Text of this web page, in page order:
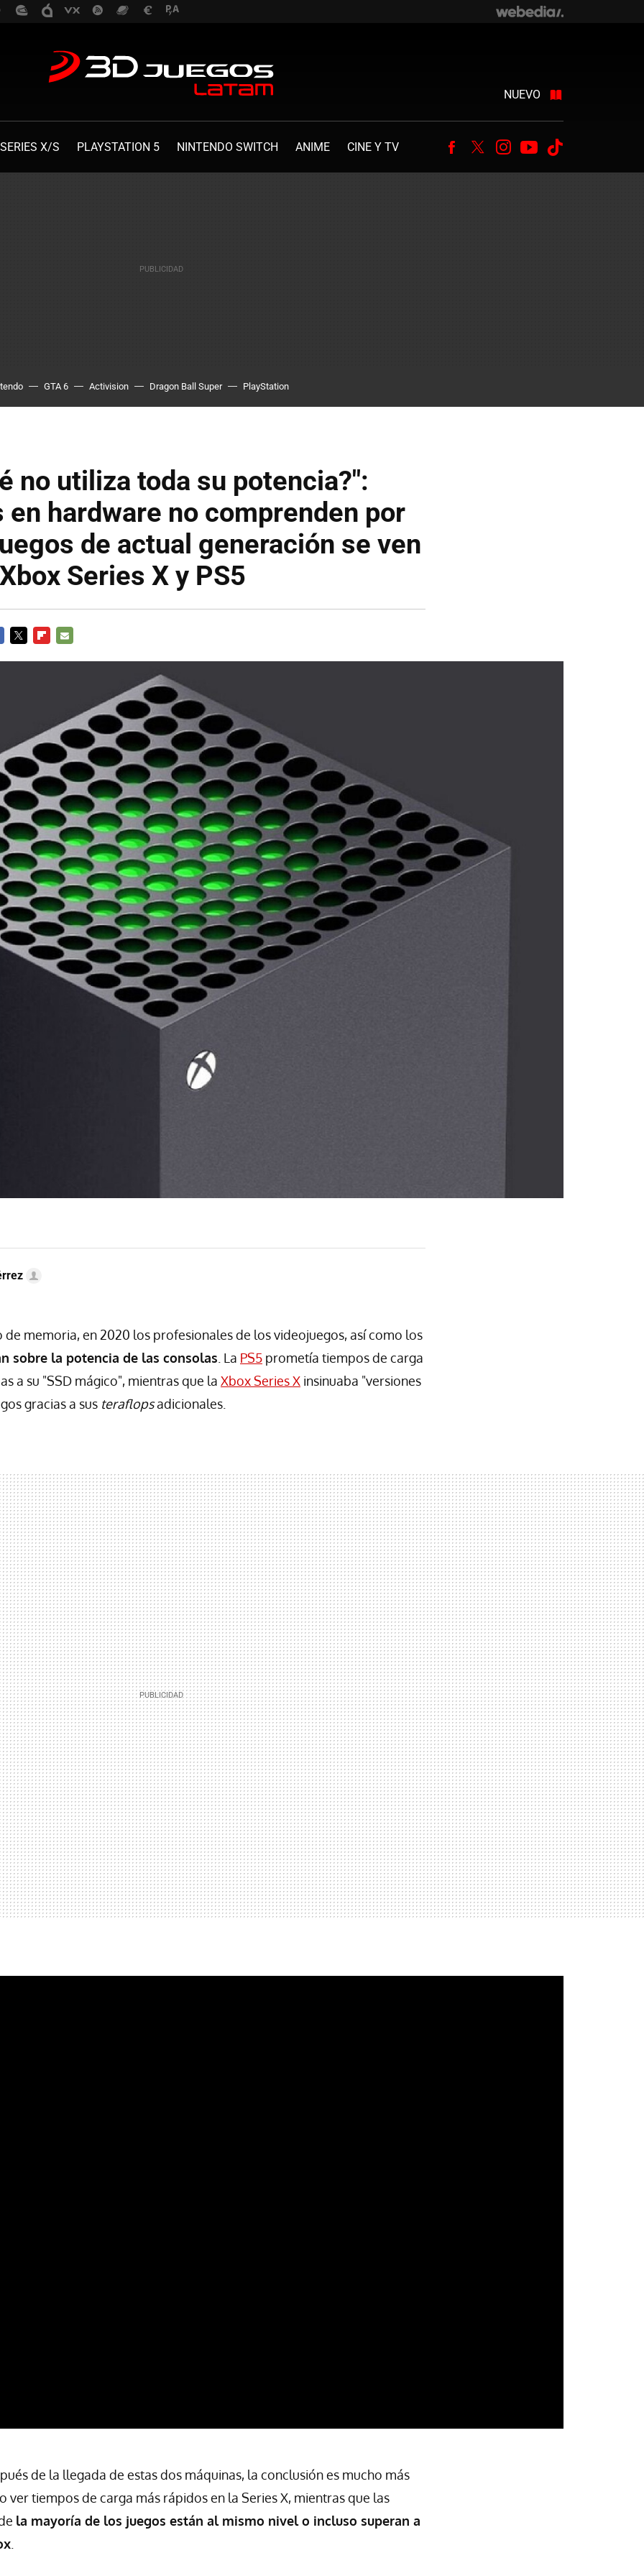
NUEVO
X/S PLAYSTATION 5 NINTENDO SWITCH ANIME CINE Y TV Facebook
TwitterInstagram
Youtube
GTA 6 Activision Dragon Ball Super PlayStation
no utiliza toda su potencia?":
en hardware no comprenden por
de actual generación se ven
Series X y PS5
de memoria, en 2020 los profesionales de los videojuegos, así como los
sobre la potencia de las consolas . La PS5 prometía tiempos de carga
a su "SSD mágico", mientras que la Xbox Series X insinuaba "versiones
gracias a sus teraflopsadicionales.
de la llegada de estas dos máquinas, la conclusión es mucho más
ver tiempos de carga más rápidos en la Series X, mientras que las
la mayoría de los juegos están al mismo nivel o incluso superan a